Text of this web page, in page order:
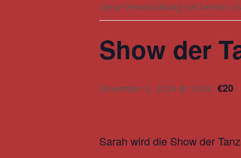
Diese Veranstaltung hat bereits
Show der
November 3, 2024 @ 18:00 €20
Sarah wird die Show der